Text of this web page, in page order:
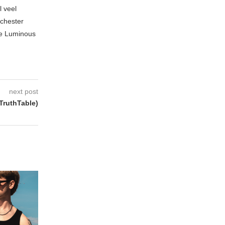
veel
Luminous
next post